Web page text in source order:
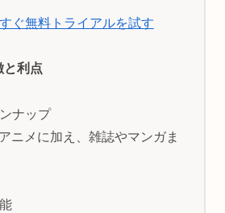
ぐ無料トライアルを試す
と利点
ナップ
ニメに加え、雑誌やマンガま